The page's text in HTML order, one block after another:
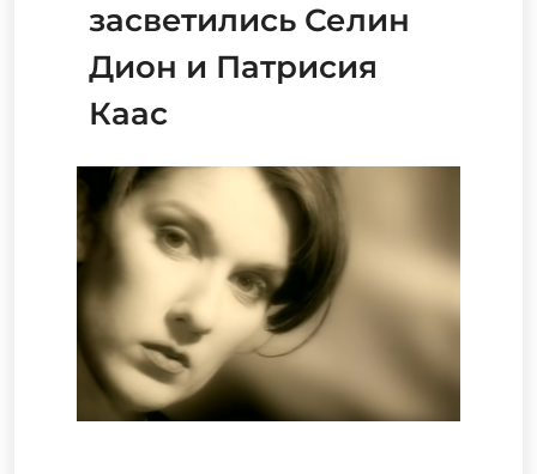
засветились Селин
Дион и Патрисия
Каас